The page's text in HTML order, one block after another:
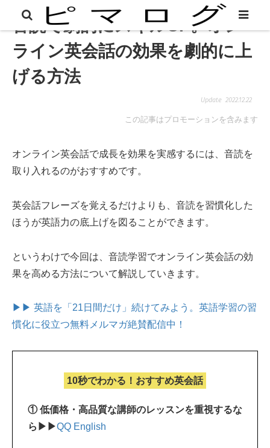
音読で劇的にスキルUP。オン
ライン英会話の効果を劇的に上
げる方法
2022.12.22
この記事はプロモーションを含みます
オンライン英会話で成長を効果を実感するには、音読を
取り入れるのがおすすめです。
英会話フレーズを覚えるだけよりも、音読を習慣化した
ほうが英語力の底上げを図ることができます。
というわけで今回は、音読学習でオンライン英会話の効
果を高める方法について解説していきます。
▶▶ 英語を「21日間だけ」続けてみよう。 英語学習の習
慣化に役立つ無料メルマガ絶賛配信中！
10秒でわかる！おすすめ英会話
① 低価格・高品質な講師のレッスンを重視するな
ら▶▶QQ English